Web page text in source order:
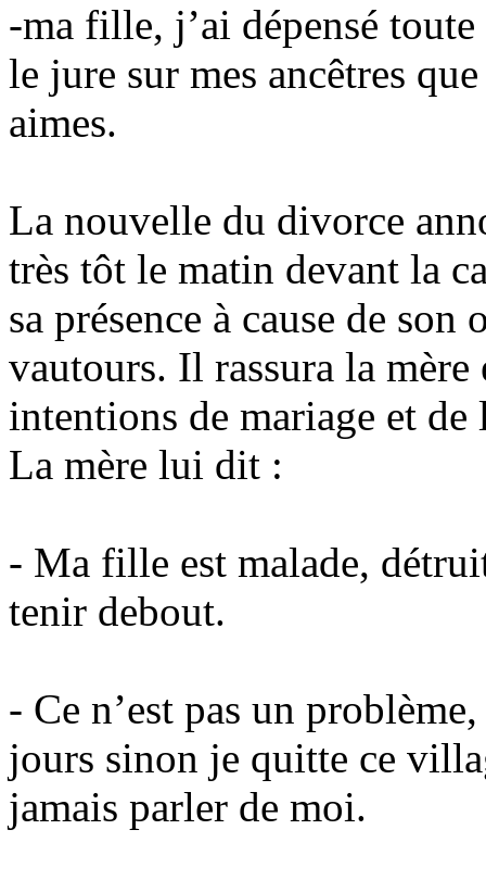
-ma fille, j’ai dépensé
le jure sur mes ancêtres
aimes.
La nouvelle du divorce
très tôt le matin devant la
sa présence à cause de
vautours. Il rassura la
intentions de mariage et
La mère lui dit :
- Ma fille est malade,
tenir debout.
- Ce n’est pas un
jours sinon je quitte ce
jamais parler de moi.